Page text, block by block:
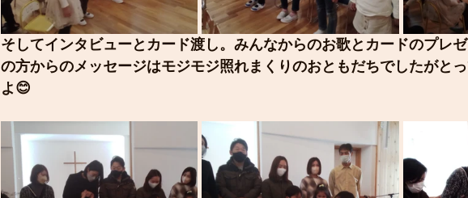
そしてインタビューとカード渡し。みんなからのお歌とカードのプレ
の方からのメッセージはモジモジ照れまくりのおともだちでしたがと
よ😊